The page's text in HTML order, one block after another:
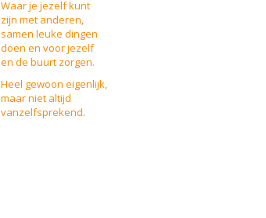
Waar je jezelf kunt
zijn met anderen,
samen leuke dingen
doen en voor jezelf
en de buurt zorgen.
Heel gewoon eigenlijk,
maar niet altijd
vanzelfsprekend.